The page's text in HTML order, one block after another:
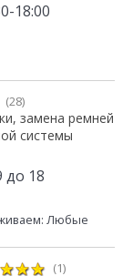
18:00
(28)
замена ремней
системы
до 18
Любые
(1)